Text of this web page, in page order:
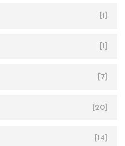
[1]
[1]
[7]
[20]
[14]